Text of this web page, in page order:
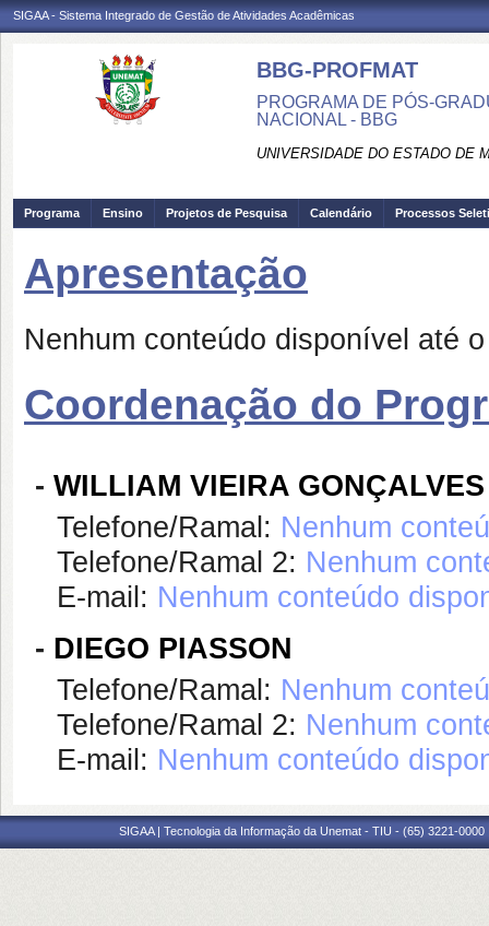
SIGAA - Sistema Integrado de Gestão de Atividades Acadêmicas
BBG-PROFMAT
PROGRAMA DE PÓS-
NACIONAL - BBG
UNIVERSIDADE DO ESTADO DE
Programa Ensino Projetos de Pesquisa Calendário Processos
Apresentação
Nenhum conteúdo disponível até
Coordenação do
- WILLIAM VIEIRA GONÇALVES
Telefone/Ramal: Nenhum
Telefone/Ramal 2: Nenhum
E-mail: Nenhum conteúdo
- DIEGO PIASSON
Telefone/Ramal: Nenhum
Telefone/Ramal 2: Nenhum
E-mail: Nenhum conteúdo
SIGAA | Tecnologia da Informação da Unemat - TIU - (65) 3221-